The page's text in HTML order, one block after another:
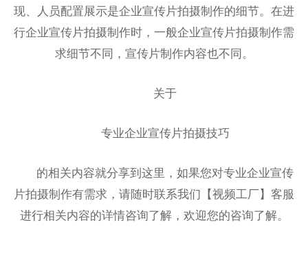
现、人员配置展示是企业宣传片拍摄制作的细节。在进
行企业宣传片拍摄制作时，一般企业宣传片拍摄制作需
求细节不同，宣传片制作内容也不同。
关于
专业企业宣传片拍摄技巧
的相关内容就分享到这里，如果您对专业企业宣传
片拍摄制作有需求，请随时联系我们【视频工厂】客服
进行相关内容的详情咨询了解，欢迎您的咨询了解。